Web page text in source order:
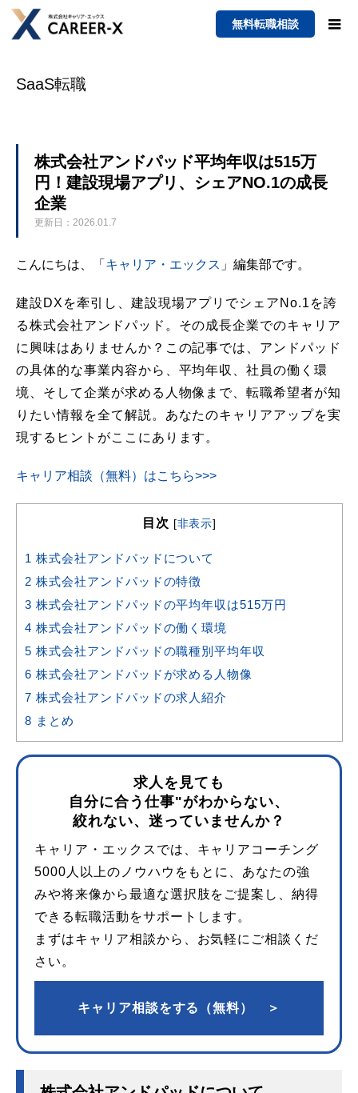
無料転職相談
SaaS転職
株式会社アンドパッド平均年収は515万
円！建設現場アプリ、シェアNO.1の成長
企業
更新日：2026.01.7
こんにちは、「 キャリア・エックス 」編集部です。
建設DXを牽引し、建設現場アプリでシェアNo.1を誇
る株式会社アンドパッド。その成長企業でのキャリア
に興味はありませんか？この記事では、アンドパッド
の具体的な事業内容から、平均年収、社員の働く環
境、そして企業が求める人物像まで、転職希望者が知
りたい情報を全て解説。あなたのキャリアアップを実
現するヒントがここにあります。
キャリア相談（無料）はこちら>>>
目次 [非表示]
1 株式会社アンドパッドについて
2 株式会社アンドパッドの特徴
3 株式会社アンドパッドの平均年収は515万円
4 株式会社アンドパッドの働く環境
5 株式会社アンドパッドの職種別平均年収
6 株式会社アンドパッドが求める人物像
7 株式会社アンドパッドの求人紹介
8 まとめ
求人を見ても
自分に合う仕事"がわからない、
絞れない、迷っていませんか？
キャリア・エックスでは、キャリアコーチング
5000人以上のノウハウをもとに、あなたの強
みや将来像から最適な選択肢をご提案し、納得
できる転職活動をサポートします。
まずはキャリア相談から、お気軽にご相談くだ
さい。
キャリア相談をする（無料） ＞